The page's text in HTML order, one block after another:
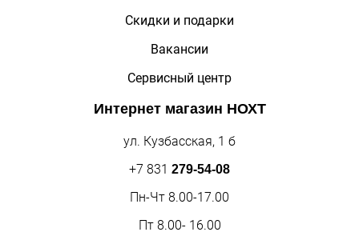
Скидки и подарки
Вакансии
Сервисный центр
Интернет магазин НОХТ
ул. Кузбасская, 1 б
+7 831 279-54-08
Пн-Чт 8.00-17.00
Пт 8.00- 16.00